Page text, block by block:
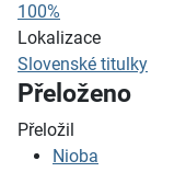
100%
Lokalizace
Slovenské titulky
Přeloženo
Přeložil
Nioba